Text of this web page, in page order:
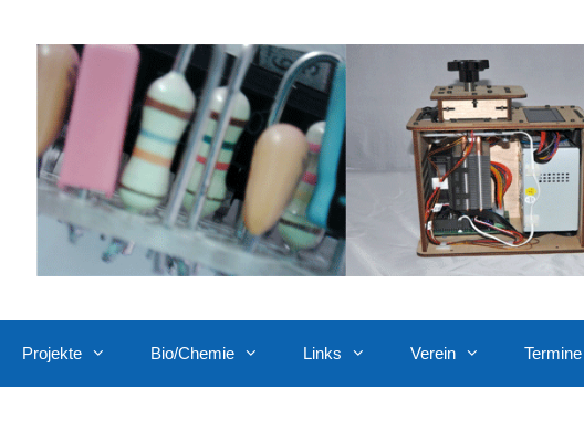
Projekte Bio/Chemie Links Verein Termine